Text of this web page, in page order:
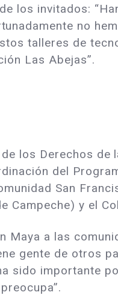
los invitados:
no
talleres de
Las Abejas”.
los Derechos de
del
San
y el
a las
gente de otros
sido importante